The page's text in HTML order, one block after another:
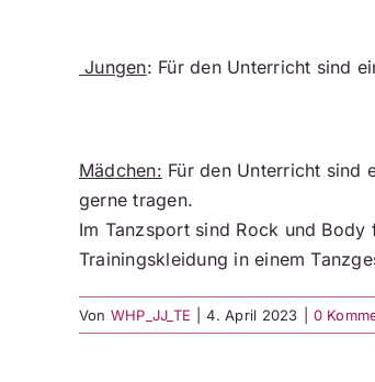
Jungen: Für den Unterricht sind
Mädchen: Für den Unterricht sind
gerne tragen.
Im Tanzsport sind Rock und
Trainingskleidung in einem
Von WHP_JJ_TE 4. April 2023 0